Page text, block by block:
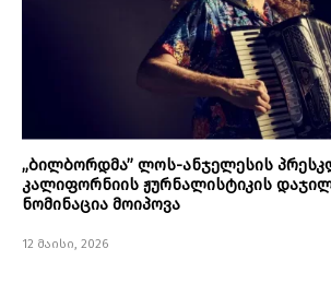
„ბილბორდმა” ლოს-ანჯელესის
კალიფორნიის ჟურნალისტიკის
ნომინაცია მოიპოვა
12 მაისი, 2026